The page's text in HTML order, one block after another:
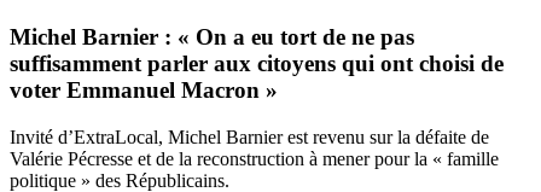
Michel Barnier : « On a eu tort de ne pas
suffisamment parler aux citoyens qui ont choisi de
voter Emmanuel Macron »
Invité d’ExtraLocal, Michel Barnier est revenu sur la défaite de
Valérie Pécresse et de la reconstruction à mener pour la « famille
politique » des Républicains.